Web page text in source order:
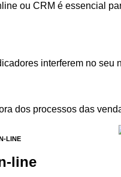
ou CRM é essencial
interferem no seu
dos processos das
LINE
line